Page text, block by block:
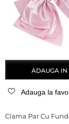
ADAUGA IN
Adauga la
Clama Par Cu